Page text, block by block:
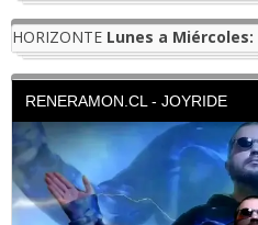
HORIZONTE Lunes a Miércoles: